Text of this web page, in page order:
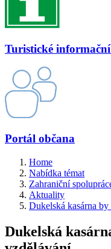
Turistické
Portál občana
Home
Nabídka témat
Zahraniční
Aktuality
Dukelská kasárna
Dukelská